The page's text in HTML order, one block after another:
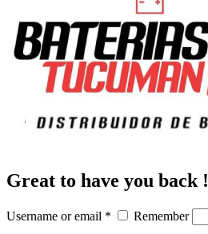
Great to have you back !
Username or email * Remember